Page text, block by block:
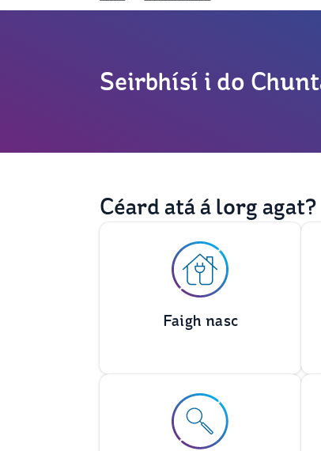
Seirbhísí i do
Céard atá á lorg agat?
Faigh nasc